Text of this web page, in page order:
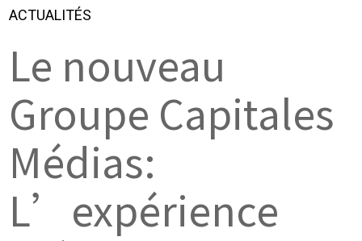
ACTUALITÉS
Le nouveau
Groupe Capitales
Médias:
L’expérience